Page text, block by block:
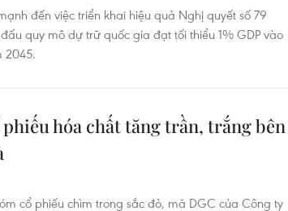
đến việc triển khai hiệu quả Nghị quyết số 79
quy mô dự trữ quốc gia đạt tối thiểu 1% GDP vào
2045.
hóa chất tăng trần, trắng bên
cổ phiếu chìm trong sắc đỏ, mã DGC của Công ty